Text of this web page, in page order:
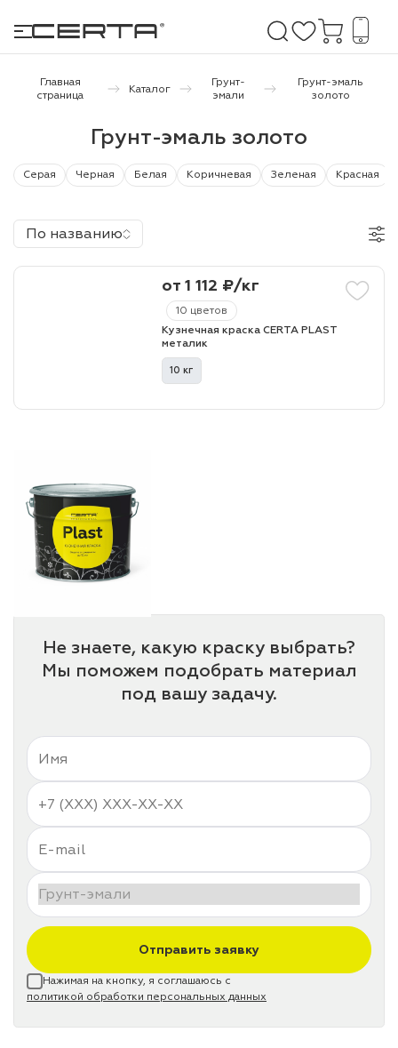
покрытия
и дачи
бетону,
Главная
страница
Каталог
Грунт-
эмали
Грунт-эмаль
золото
Грунт-эмаль золото
Серая Черная Белая Коричневая Зеленая Красная
По названию
10 цветов
от 1 112 ₽/кг
Кузнечная краска CERTA PLAST
металик
10 кг
Не знаете, какую краску выбрать?
Мы поможем подобрать материал
под вашу задачу.
Отправить заявку
Нажимая на кнопку, я соглашаюсь с
политикой обработки персональных данных